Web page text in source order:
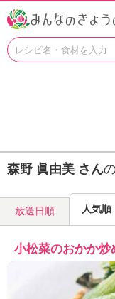
森野 眞由美 さん
放送日順 人気順
小松菜のおかか炒